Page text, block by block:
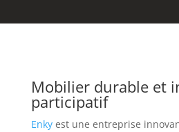
Mobilier durable et
participatif
Enkyest une entreprise